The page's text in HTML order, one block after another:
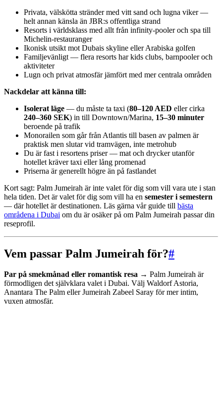
Privata, välskötta stränder med vitt sand och lugna viker —
helt annan känsla än JBR:s offentliga strand
Resorts i världsklass med allt från infinity-pooler och spa till
Michelin-restauranger
Ikonisk utsikt mot Dubais skyline eller Arabiska golfen
Familjevänligt — flera resorts har kids clubs, barnpooler och
aktiviteter
Lugn och privat atmosfär jämfört med mer centrala områden
Nackdelar att känna till:
Isolerat läge — du måste ta taxi (80–120 AED eller cirka
240–360 SEK) in till Downtown/Marina, 15–30 minuter
beroende på trafik
Monorailen som går från Atlantis till basen av palmen är
praktisk men slutar vid tramvägen, inte metrohub
Du är fast i resortens priser — mat och drycker utanför
hotellet kräver taxi eller lång promenad
Priserna är generellt högre än på fastlandet
Kort sagt: Palm Jumeirah är inte valet för dig som vill vara ute i stan
hela tiden. Det är valet för dig som vill ha en semester i semestern
— där hotellet är destinationen. Läs gärna vår guide till bästa
områdena i Dubai om du är osäker på om Palm Jumeirah passar din
reseprofil.
Vem passar Palm Jumeirah för?#
Par på smekmånad eller romantisk resa → Palm Jumeirah är
förmodligen det självklara valet i Dubai. Välj Waldorf Astoria,
Anantara The Palm eller Jumeirah Zabeel Saray för mer intim,
vuxen atmosfär.